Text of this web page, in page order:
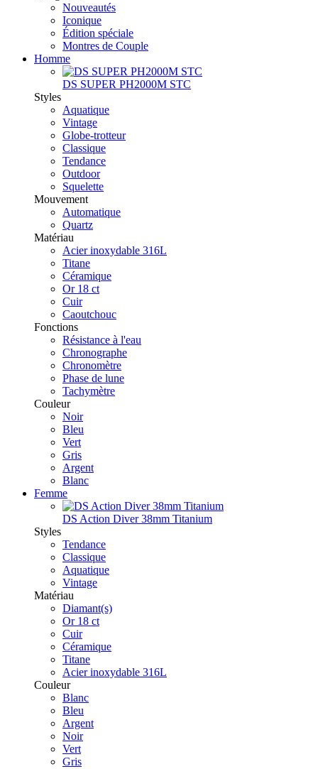
Nouveautés
Iconique
Édition spéciale
Montres de Couple
Homme
DS SUPER PH2000M STC
Styles
Aquatique
Vintage
Globe-trotteur
Classique
Tendance
Outdoor
Squelette
Mouvement
Automatique
Quartz
Matériau
Acier inoxydable 316L
Titane
Céramique
Or 18 ct
Cuir
Caoutchouc
Fonctions
Résistance à l'eau
Chronographe
Chronomètre
Phase de lune
Tachymètre
Couleur
Noir
Bleu
Vert
Gris
Argent
Blanc
Femme
DS Action Diver 38mm Titanium
Styles
Tendance
Classique
Aquatique
Vintage
Matériau
Diamant(s)
Or 18 ct
Cuir
Céramique
Titane
Acier inoxydable 316L
Couleur
Blanc
Bleu
Argent
Noir
Vert
Gris